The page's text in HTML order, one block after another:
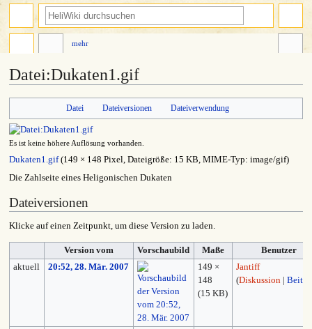
Datei:Dukaten1.gif
springen
springen
Datei Dateiversionen Dateiverwendung
Es ist keine höhere Auflösung vorhanden.
Dukaten1.gif‎(149 × 148 Pixel, Dateigröße: 15 KB, MIME-Typ: image/gif)
Die Zahlseite eines Heligonischen Dukaten
Dateiversionen
Klicke auf einen Zeitpunkt, um diese Version zu laden.
Version vom Vorschaubild Maße
Benutzer
aktuell
20:52, 28. Mär. 2007
149 ×
148
(15 KB)
Jantiff
(Diskussion|
mehr